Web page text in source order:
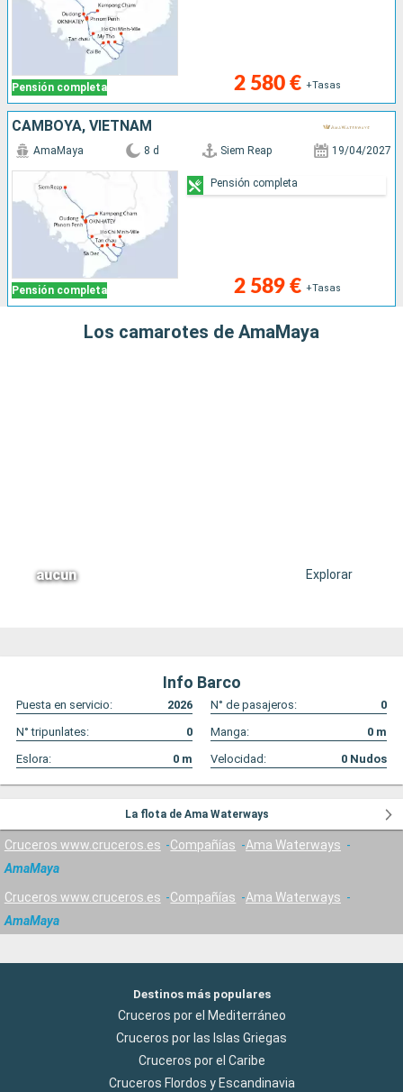
Pensión completa 2 580 € +Tasas
CAMBOYA, VIETNAM
Pensión completa
AmaMaya 8 d Siem Reap 19/04/2027
2 589 € +Tasas
Pensión completa
Los camarotes de AmaMaya
aucun Explorar
Info Barco
Puesta en servicio: 2026 N° de pasajeros:
0
N° tripunlates:
0 Manga: 0 m
Eslora:
0 m Velocidad: 0 Nudos
La flota de Ama Waterways
Cruceros www.cruceros.es Compañías
Ama Waterways
AmaMaya
Cruceros www.cruceros.es Compañías
Ama Waterways
AmaMaya
Destinos más populares
Cruceros por el Mediterráneo
Cruceros por las Islas Griegas
Cruceros por el Caribe
Cruceros Flordos y Escandinavia